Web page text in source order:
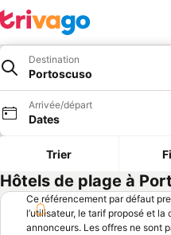
Destination
Portoscuso
Arrivée/départ
Dates
Trier
Hôtels de plage à
Ce référencement par défaut
l’utilisateur, le tarif proposé et
annonceurs. Les offres ne sont